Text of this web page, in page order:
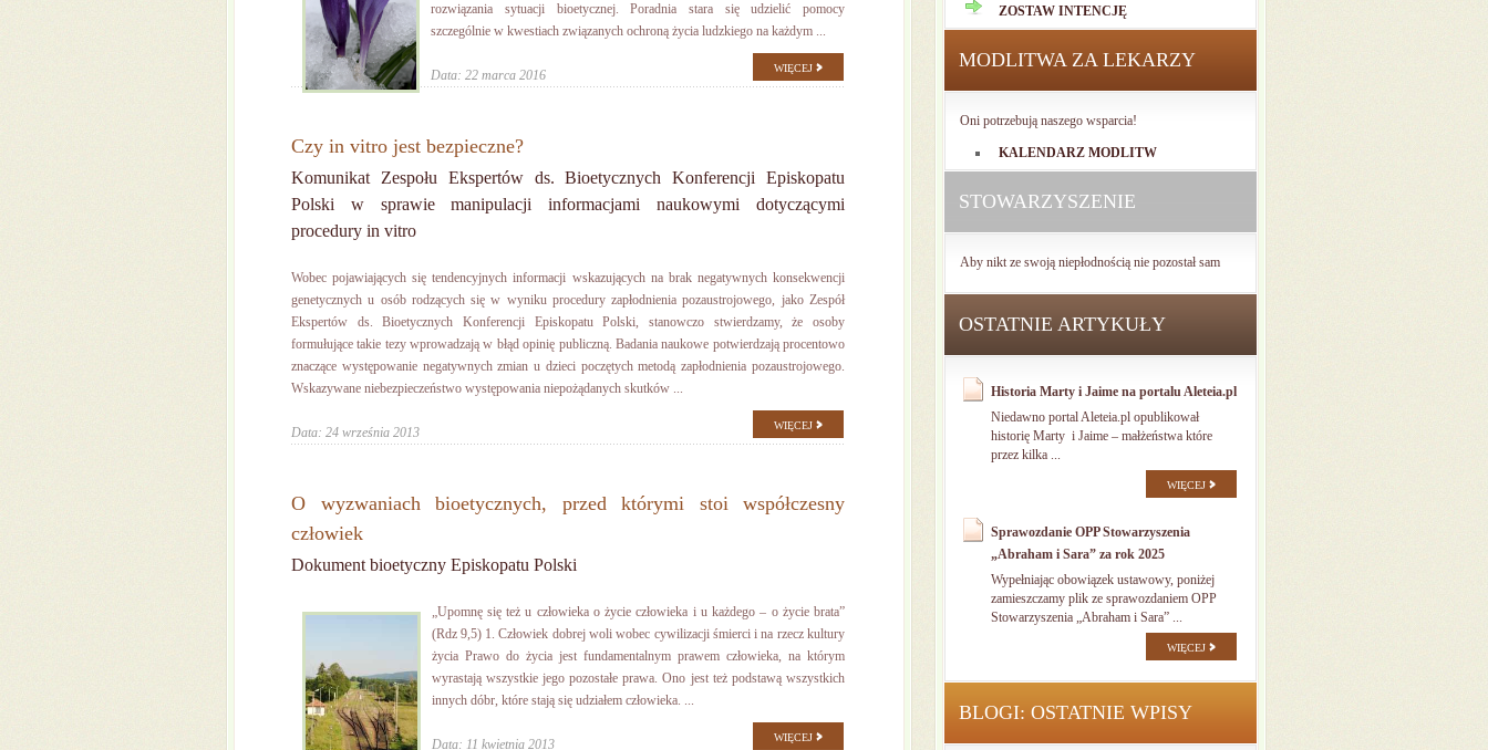
rozwiązania sytuacji bioetycznej. Poradnia stara się udzielić pomocy
szczególnie w kwestiach związanych ochroną życia ludzkiego na każdym ...
Data: 22 marca 2016 WIĘCEJ
Czy in vitro jest bezpieczne?
Komunikat Zespołu Ekspertów ds. Bioetycznych Konferencji Episkopatu
Polski w sprawie manipulacji informacjami naukowymi dotyczącymi
procedury in vitro
Wobec pojawiających się tendencyjnych informacji wskazujących na brak negatywnych konsekwencji
genetycznych u osób rodzących się w wyniku procedury zapłodnienia pozaustrojowego, jako Zespół
Ekspertów ds. Bioetycznych Konferencji Episkopatu Polski, stanowczo stwierdzamy, że osoby
formułujące takie tezy wprowadzają w błąd opinię publiczną. Badania naukowe potwierdzają procentowo
znaczące występowanie negatywnych zmian u dzieci poczętych metodą zapłodnienia pozaustrojowego.
Wskazywane niebezpieczeństwo występowania niepożądanych skutków ...
Data: 24 września 2013 WIĘCEJ
O wyzwaniach bioetycznych, przed którymi stoi współczesny
człowiek
Dokument bioetyczny Episkopatu Polski
„Upomnę się też u człowieka o życie człowieka i u każdego – o życie brata”
(Rdz 9,5) 1. Człowiek dobrej woli wobec cywilizacji śmierci i na rzecz kultury
życia Prawo do życia jest fundamentalnym prawem człowieka, na którym
wyrastają wszystkie jego pozostałe prawa. Ono jest też podstawą wszystkich
innych dóbr, które stają się udziałem człowieka. ...
Data: 11 kwietnia 2013 WIĘCEJ
ZOSTAW INTENCJĘ
MODLITWA ZA LEKARZY
Oni potrzebują naszego wsparcia!
KALENDARZ MODLITW
STOWARZYSZENIE
Aby nikt ze swoją niepłodnością nie pozostał sam
OSTATNIE ARTYKUŁY
Historia Marty i Jaime na portalu Aleteia.pl
Niedawno portal Aleteia.pl opublikował
historię Marty i Jaime – małżeństwa które
przez kilka ...
WIĘCEJ
Sprawozdanie OPP Stowarzyszenia
„Abraham i Sara” za rok 2025
Wypełniając obowiązek ustawowy, poniżej
zamieszczamy plik ze sprawozdaniem OPP
Stowarzyszenia „Abraham i Sara” ...
WIĘCEJ
BLOGI: OSTATNIE WPISY